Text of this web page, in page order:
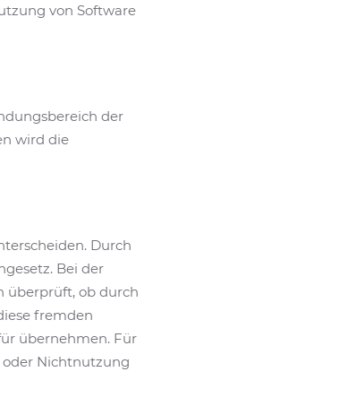
von Software
der
wird die
Durch
Bei der
überprüft, ob durch
fremden
übernehmen. Für
oder Nichtnutzung